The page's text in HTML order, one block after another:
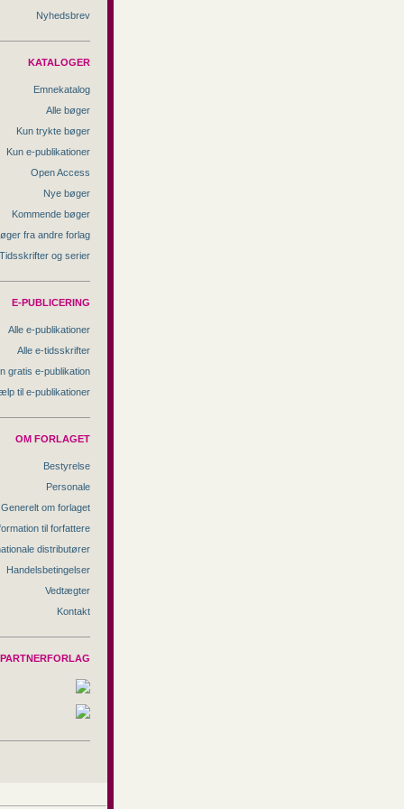
Nyhedsbrev
KATALOGER
Emnekatalog
Alle bøger
Kun trykte bøger
Kun e-publikationer
Open Access
Nye bøger
Kommende bøger
fra andre forlag
Tidsskrifter og serier
E-PUBLICERING
Alle e-publikationer
Alle e-tidsskrifter
gratis e-publikation
til e-publikationer
OM FORLAGET
Bestyrelse
Personale
Generelt om forlaget
til forfattere
distributører
Handelsbetingelser
Vedtægter
Kontakt
PARTNERFORLAG